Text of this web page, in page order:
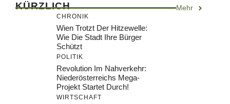
KÜRZLICH Mehr
CHRONIK
Wien Trotzt Der Hitzewelle:
Wie Die Stadt Ihre Bürger
Schützt
POLITIK
Revolution Im Nahverkehr:
Niederösterreichs Mega-
Projekt Startet Durch!
WIRTSCHAFT